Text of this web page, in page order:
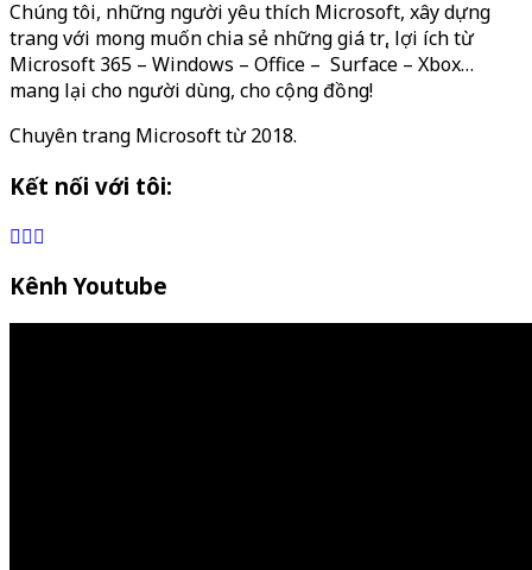
Chúng tôi, những người yêu thích Microsoft, xây dựng
trang với mong muốn chia sẻ những giá trị, lợi ích từ
Microsoft 365 – Windows – Office – Surface – Xbox…
mang lại cho người dùng, cho cộng đồng!
Chuyên trang Microsoft từ 2018.
Kết nối với tôi:
Kênh Youtube